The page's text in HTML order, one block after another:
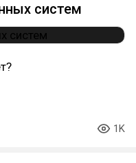
систем
1K